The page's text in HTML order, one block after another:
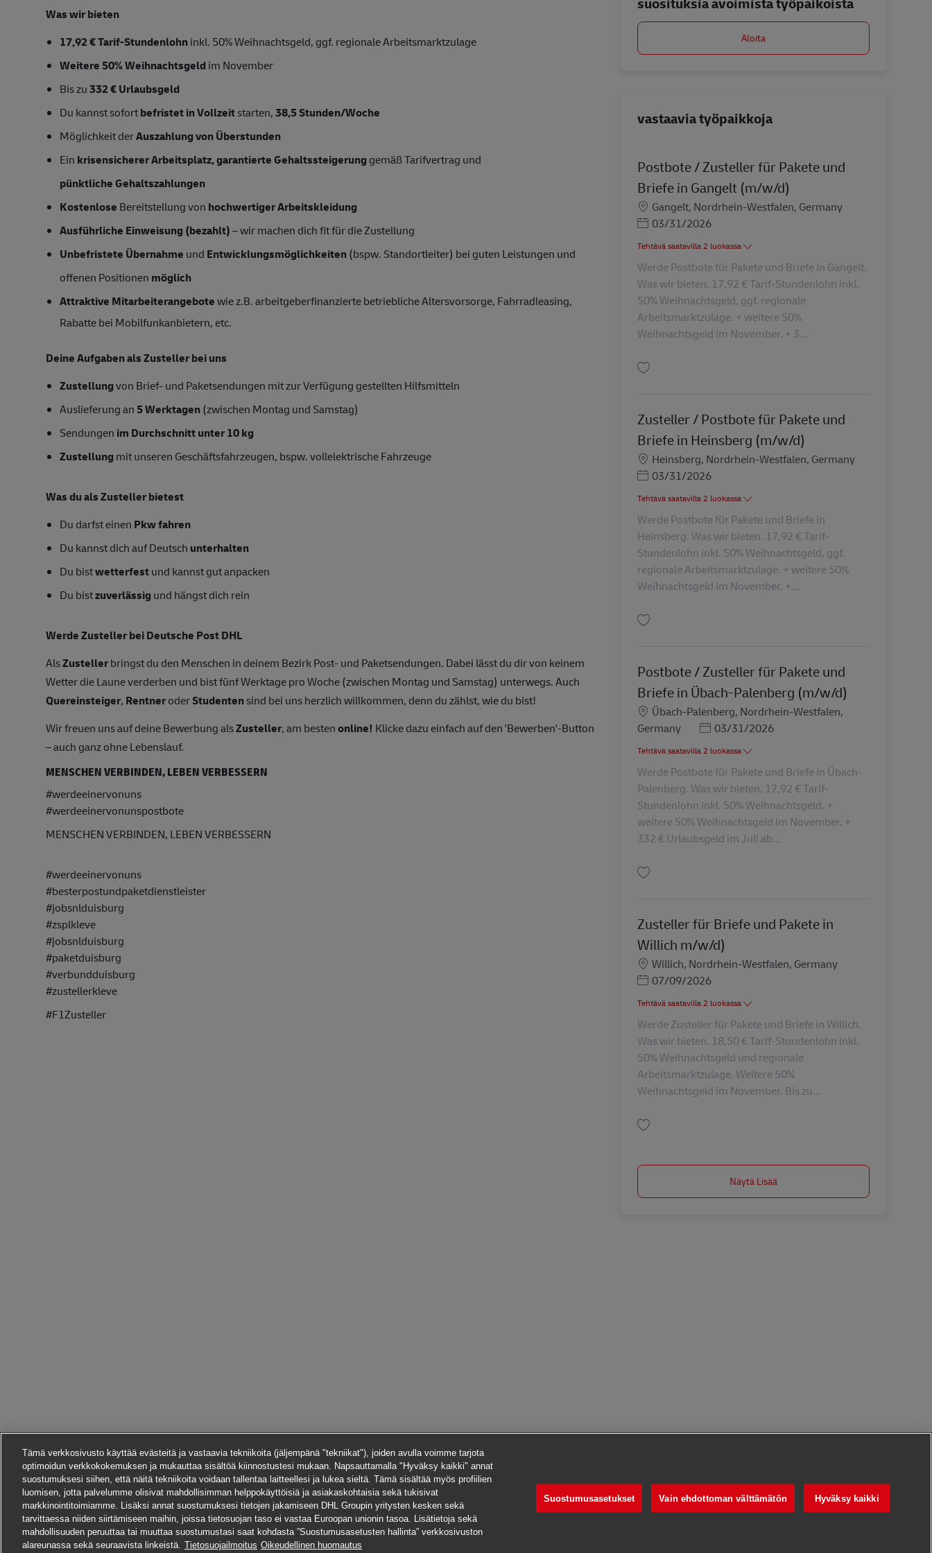
Was wir bieten
17,92 € Tarif-Stundenlohninkl. 50% Weihnachtsgeld, ggf. regionale Arbeitsmarktzulage
Weitere 50% Weihnachtsgeldim November
Bis zu332 € Urlaubsgeld
Du kannst sofortbefristet in Vollzeitstarten,38,5 Stunden/Woche
Möglichkeit derAuszahlung von Überstunden
Ein krisensicherer Arbeitsplatz, garantierte Gehaltssteigerung gemäß Tarifvertrag und
pünktliche Gehaltszahlungen
Kostenlose Bereitstellung von hochwertiger Arbeitskleidung
Ausführliche Einweisung (bezahlt)– wir machen dich fit für die Zustellung
Unbefristete Übernahme und Entwicklungsmöglichkeiten(bspw. Standortleiter) bei guten Leistungen und
offenen Positionen möglich
Attraktive Mitarbeiterangebotewie z.B. arbeitgeberfinanzierte betriebliche Altersvorsorge, Fahrradleasing,
Rabatte bei Mobilfunkanbietern, etc.
Deine Aufgaben alsZustellerbei uns
Zustellungvon Brief- und Paketsendungen mit zur Verfügung gestellten Hilfsmitteln
Auslieferung an5 Werktagen(zwischen Montag und Samstag)
Sendungen im Durchschnitt unter 10 kg
Zustellung mit unseren Geschäftsfahrzeugen, bspw. vollelektrische Fahrzeuge
Was du als Zusteller bietest
Du darfst einen Pkw fahren
Du kannst dich auf Deutsch unterhalten
Du bistwetterfestund kannst gut anpacken
Du bistzuverlässig und hängst dich rein
WerdeZustellerbei Deutsche Post DHL
AlsZustellerbringst du den Menschen in deinem Bezirk Post- und Paketsendungen. Dabei lässt du dir von keinem
Wetter die Laune verderben und bist fünf Werktage pro Woche (zwischen Montag und Samstag) unterwegs. Auch
Quereinsteiger, RentneroderStudentensind bei uns herzlich willkommen, denn du zählst, wie du bist!
Wir freuen uns auf deine Bewerbung alsZusteller, am bestenonline! Klicke dazu einfach auf den 'Bewerben'-Button
– auch ganz ohne Lebenslauf.
MENSCHEN VERBINDEN, LEBEN VERBESSERN
#werdeeinervonuns
#werdeeinervonunspostbote
MENSCHEN VERBINDEN, LEBEN VERBESSERN
#werdeeinervonuns
#besterpostundpaketdienstleister
#jobsnlduisburg
#zsplkleve
#jobsnlduisburg
#paketduisburg
#verbundduisburg
#zustellerkleve
#F1Zusteller
Aloita
vastaavia työpaikkoja
Postbote / Zusteller für Pakete und
Briefe in Gangelt (m/w/d)
Sijainti
Gangelt, Nordrhein-Westfalen, Germany
Posted Date
03/31/2026
Tehtävä saatavilla 2 luokassa
Werde Postbote für Pakete und Briefe in Gangelt.
Was wir bieten. 17,92 € Tarif-Stundenlohn inkl.
50% Weihnachtsgeld, ggf. regionale
Arbeitsmarktzulage. + weitere 50%
Weihnachtsgeld im November. + 3...
Zusteller / Postbote für Pakete und
Briefe in Heinsberg (m/w/d)
Sijainti
Heinsberg, Nordrhein-Westfalen, Germany
Posted Date
03/31/2026
Tehtävä saatavilla 2 luokassa
Werde Postbote für Pakete und Briefe in
Heinsberg. Was wir bieten. 17,92 € Tarif-
Stundenlohn inkl. 50% Weihnachtsgeld, ggf.
regionale Arbeitsmarktzulage. + weitere 50%
Weihnachtsgeld im November. +...
Postbote / Zusteller für Pakete und
Briefe in Übach-Palenberg (m/w/d)
Sijainti
Übach-Palenberg, Nordrhein-Westfalen,
Germany
Posted Date
03/31/2026
Tehtävä saatavilla 2 luokassa
Werde Postbote für Pakete und Briefe in Übach-
Palenberg. Was wir bieten. 17,92 € Tarif-
Stundenlohn inkl. 50% Weihnachtsgeld. +
weitere 50% Weihnachtsgeld im November. +
332 € Urlaubsgeld im Juli ab...
Zusteller für Briefe und Pakete in
Willich m/w/d)
Sijainti
Willich, Nordrhein-Westfalen, Germany
Posted Date
07/09/2026
Tehtävä saatavilla 2 luokassa
Werde Zusteller für Pakete und Briefe in Willich.
Was wir bieten. 18,50 € Tarif-Stundenlohn inkl.
50% Weihnachtsgeld und regionale
Arbeitsmarktzulage. Weitere 50%
Weihnachtsgeld im November. Bis zu...
Näytä Lisää
Tämä verkkosivusto käyttää evästeitä ja vastaavia tekniikoita (jäljempänä "tekniikat"), joiden avulla voimme tarjota
optimoidun verkkokokemuksen ja mukauttaa sisältöä kiinnostustesi mukaan. Napsauttamalla "Hyväksy kaikki" annat
suostumuksesi siihen, että näitä tekniikoita voidaan tallentaa laitteellesi ja lukea sieltä. Tämä sisältää myös profiilien
luomisen, jotta palvelumme olisivat mahdollisimman helppokäyttöisiä ja asiakaskohtaisia sekä tukisivat
markkinointitoimiamme. Lisäksi annat suostumuksesi tietojen jakamiseen DHL Groupin yritysten kesken sekä
tarvittaessa niiden siirtämiseen maihin, joissa tietosuojan taso ei vastaa Euroopan unionin tasoa. Lisätietoja sekä
mahdollisuuden peruuttaa tai muuttaa suostumustasi saat kohdasta ”Suostumusasetusten hallinta” verkkosivuston
alareunassa sekä seuraavista linkeistä. Tietosuojailmoitus Oikeudellinen huomautus
Suostumusasetukset Vain ehdottoman välttämätön Hyväksy kaikki